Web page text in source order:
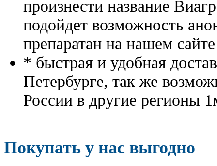
произнести название
подойдет возможность
препаратан на нашем
* быстрая и удобная
Петербурге, так же
России в другие регионы
Покупать у нас выгодно